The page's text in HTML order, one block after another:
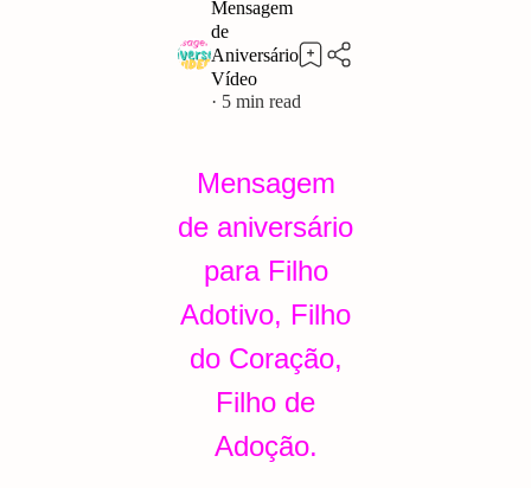
5
Mensagem
de aniversário
para Filho
Adotivo, Filho
do Coração,
Filho de
Adoção.